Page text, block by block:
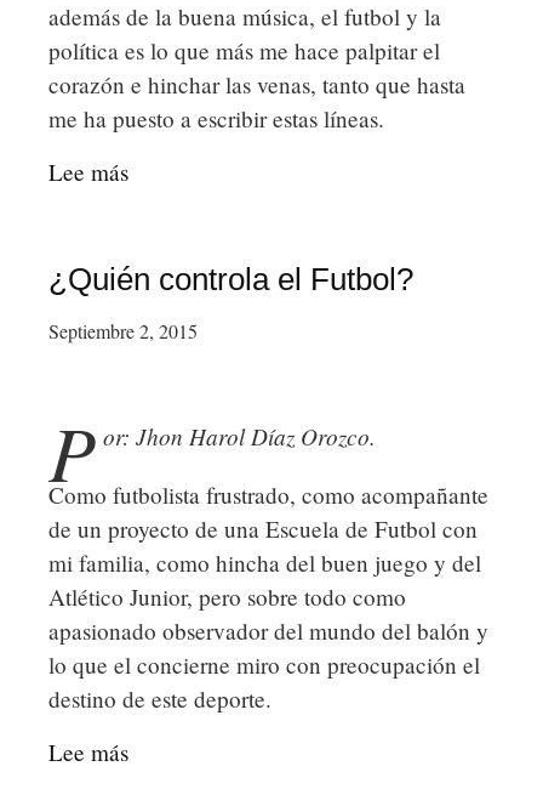
además de la buena música, el futbol y la
política es lo que más me hace palpitar el
corazón e hinchar las venas, tanto que hasta
me ha puesto a escribir estas líneas.
Lee más
duelen,
y
¿Quién controla el Futbol?
Septiembre 2, 2015
P or: Jhon Harol Díaz Orozco.
Como futbolista frustrado, como acompañante
de un proyecto de una Escuela de Futbol con
mi familia, como hincha del buen juego y del
Atlético Junior, pero sobre todo como
apasionado observador del mundo del balón y
lo que el concierne miro con preocupación el
destino de este deporte.
Lee más